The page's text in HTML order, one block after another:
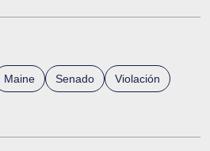
Maine Senado Violación